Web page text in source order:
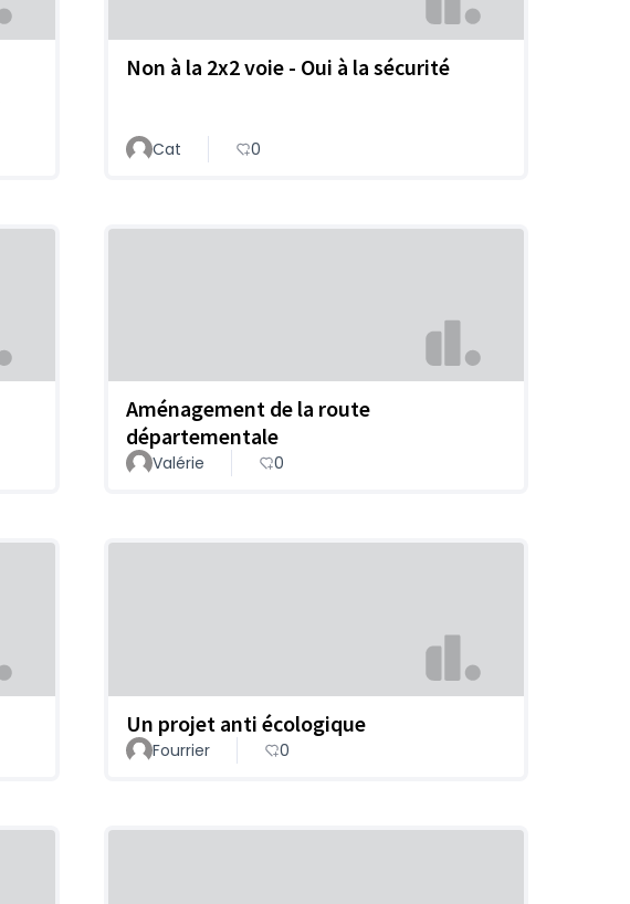
Non à la 2x2 voie - Oui à la sécurité
Cat 0
Aménagement de la route
départementale
Valérie 0
Un projet anti écologique
Fourrier 0